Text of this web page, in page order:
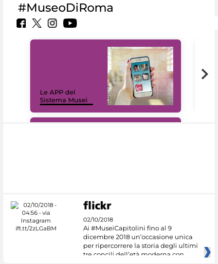
#MuseoDiRoma
Le APP del
Sistema Musei
02/10/2018
Ai #MuseiCapitolini fino al 9
dicembre 2018 un’occasione unica
per ripercorrere la storia degli ultimi
tre concili dell’età moderna con